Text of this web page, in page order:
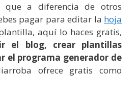
que a diferencia de otros
pagar para editar la hoja
aquí lo haces gratis,
el blog, crear plantillas
el programa generador de
ofrece gratis como